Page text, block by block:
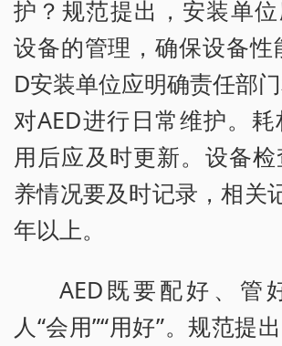
护？规范提出，安装单
设备的管理，确保设备性
D安装单位应明确责任部
对AED进行日常维护。
用后应及时更新。设备
养情况要及时记录，相关
年以上。
AED既要配好、管
人“会用”“用好”。规范提